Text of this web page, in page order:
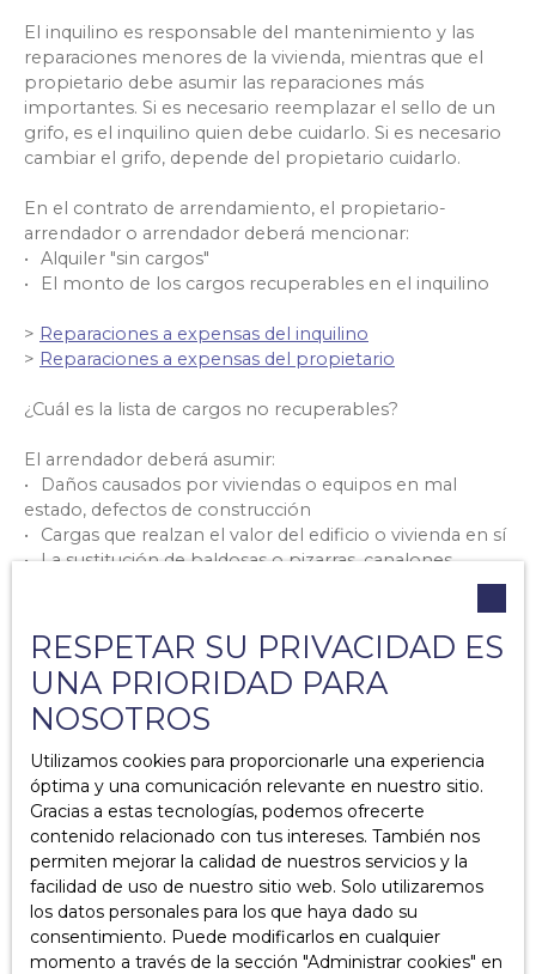
El inquilino es responsable del mantenimiento y las
reparaciones menores de la vivienda, mientras que el
propietario debe asumir las reparaciones más
importantes. Si es necesario reemplazar el sello de un
grifo, es el inquilino quien debe cuidarlo. Si es necesario
cambiar el grifo, depende del propietario cuidarlo.
En el contrato de arrendamiento, el propietario-
arrendador o arrendador deberá mencionar:
Alquiler "sin cargos"
El monto de los cargos recuperables en el inquilino
> Reparaciones a expensas del inquilino
> Reparaciones a expensas del propietario
¿Cuál es la lista de cargos no recuperables?
El arrendador deberá asumir:
Daños causados por viviendas o equipos en mal
estado, defectos de construcción
Cargas que realzan el valor del edificio o vivienda en sí
La sustitución de baldosas o pizarras, canalones,
doméstico fuera de servicio.
Algunas obras son obligaciones administrativas (
del 9 de septiembre de 2004
alcantarillado, soterramiento de líneas telefónicas o
eléctricas, lavado de cara, mejoras de ascensores,
puertas cortafuegos, etc.
RESPETAR SU PRIVACIDAD ES
UNA PRIORIDAD PARA
NOSOTROS
Utilizamos cookies para proporcionarle una experiencia
óptima y una comunicación relevante en nuestro sitio.
Gracias a estas tecnologías, podemos ofrecerte
contenido relacionado con tus intereses. También nos
permiten mejorar la calidad de nuestros servicios y la
facilidad de uso de nuestro sitio web. Solo utilizaremos
los datos personales para los que haya dado su
consentimiento. Puede modificarlos en cualquier
momento a través de la sección ″Administrar cookies″ en